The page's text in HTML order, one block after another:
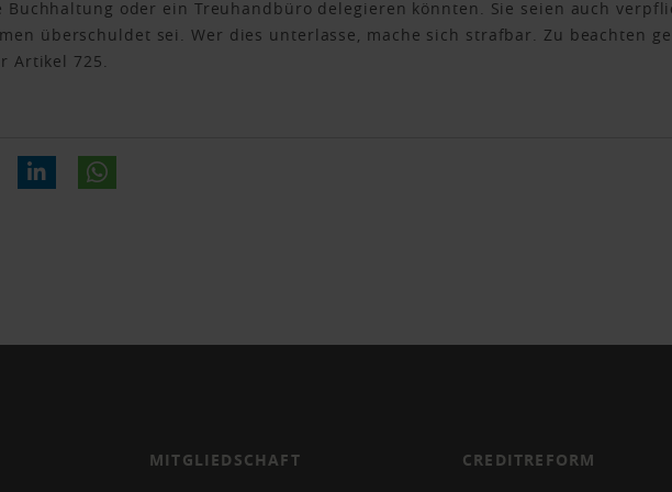
oder ein Treuhandbüro delegieren könnten. Sie seien auch
überschuldet sei. Wer dies unterlasse, mache sich strafbar. Zu beachten
Artikel 725.
MITGLIEDSCHAFT CREDITREFORM